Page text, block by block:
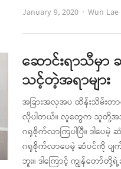
January 9, 2020
Author
Wun Lae
ဆောင်းရာသီမှ
သင့်တဲ့အရာများ
အခြားအလှအပ ထိန်းသိမ်း
လိုပါတယ်။ လူတွေက သူတို့အသုံ
ဂရုစိုက်လာကြပါပြီ။ ဒါပေ
ဂရုစိုက်လာပေမဲ့ ဆံပင်ကို ပျ
ဘူး။ ဒါကြောင့် ကျွန်တော်